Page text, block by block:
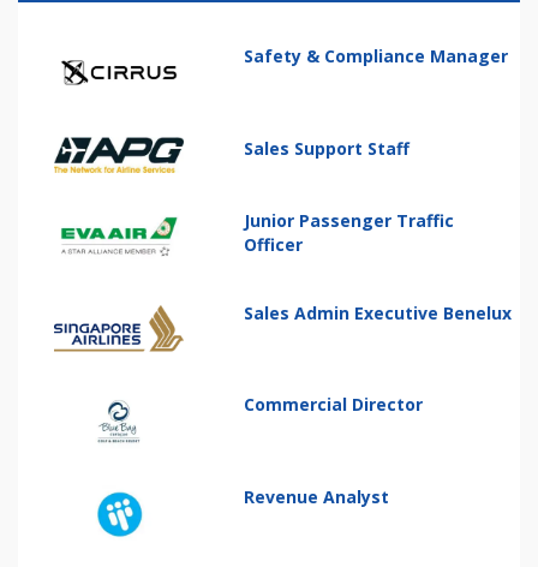
Safety & Compliance Manager
Sales Support Staff
Junior Passenger Traffic
Officer
Sales Admin Executive Benelux
Commercial Director
Revenue Analyst